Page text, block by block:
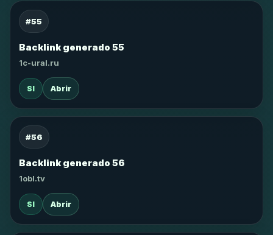
#55
Backlink generado 55
1c-ural.ru
SI Abrir
#56
Backlink generado 56
1obl.tv
SI Abrir